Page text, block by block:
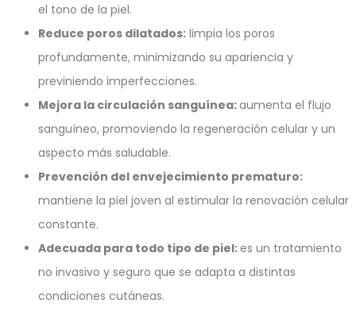
el tono de la piel.
Reduce poros dilatados: limpia los poros
profundamente, minimizando su apariencia y
previniendo imperfecciones.
Mejora la circulación sanguínea:aumenta el flujo
sanguíneo, promoviendo la regeneración celular y un
aspecto más saludable.
Prevención del envejecimiento prematuro:
mantiene la piel joven al estimular la renovación celular
constante.
Adecuada para todo tipo de piel:es un tratamiento
no invasivo y seguro que se adapta a distintas
condiciones cutáneas.